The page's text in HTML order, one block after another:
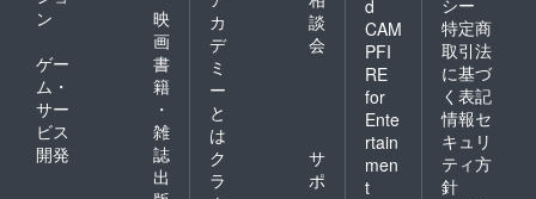
ン
映
画
ゲー
ム・
サー
ビス
開発
書
籍
・
雑
誌
出
カ
デ
ミ
ー
と
は
談
会
ク
ラ
サ
ポ
d
CAM
PFI
RE
for
Ente
rtain
men
t
特定商
取引法
に基づ
く表記
情報セ
キュリ
ティ方
針